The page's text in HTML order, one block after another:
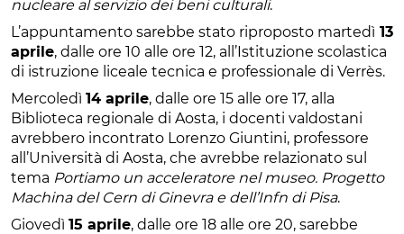
nucleare al servizio dei beni culturali.
L’appuntamento sarebbe stato riproposto martedì 13
aprile, dalle ore 10 alle ore 12, all’Istituzione scolastica
di istruzione liceale tecnica e professionale di Verrès.
Mercoledì 14 aprile, dalle ore 15 alle ore 17, alla
Biblioteca regionale di Aosta, i docenti valdostani
avrebbero incontrato Lorenzo Giuntini, professore
all’Università di Aosta, che avrebbe relazionato sul
tema Portiamo un acceleratore nel museo. Progetto
Machina del Cern di Ginevra e dell’Infn di Pisa.
Giovedì 15 aprile, dalle ore 18 alle ore 20, sarebbe